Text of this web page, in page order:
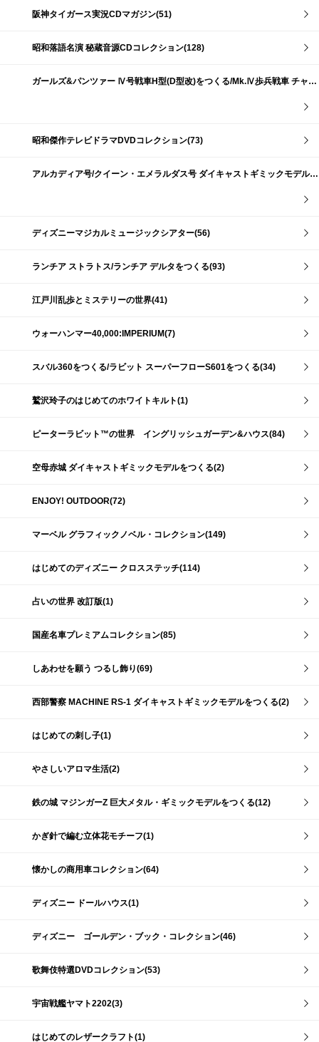
阪神タイガース実況CDマガジン(51)
昭和落語名演 秘蔵音源CDコレクション(128)
ガールズ&パンツァー Ⅳ号戦車H型(D型改)をつくる/Mk.Ⅳ歩兵戦車 チャーチルMk.Ⅶをつくる(191)
昭和傑作テレビドラマDVDコレクション(73)
アルカディア号/クイーン・エメラルダス号 ダイキャストギミックモデルをつくる(159)
ディズニーマジカルミュージックシアター(56)
ランチア ストラトス/ランチア デルタをつくる(93)
江戸川乱歩とミステリーの世界(41)
ウォーハンマー40,000:IMPERIUM(7)
スバル360をつくる/ラビット スーパーフローS601をつくる(34)
鷲沢玲子のはじめてのホワイトキルト(1)
ピーターラビット™の世界 イングリッシュガーデン&ハウス(84)
空母赤城 ダイキャストギミックモデルをつくる(2)
ENJOY! OUTDOOR(72)
マーベル グラフィックノベル・コレクション(149)
はじめてのディズニー クロスステッチ(114)
占いの世界 改訂版(1)
国産名車プレミアムコレクション(85)
しあわせを願う つるし飾り(69)
西部警察 MACHINE RS-1 ダイキャストギミックモデルをつくる(2)
はじめての刺し子(1)
やさしいアロマ生活(2)
鉄の城 マジンガーZ 巨大メタル・ギミックモデルをつくる(12)
かぎ針で編む立体花モチーフ(1)
懐かしの商用車コレクション(64)
ディズニー ドールハウス(1)
ディズニー ゴールデン・ブック・コレクション(46)
歌舞伎特選DVDコレクション(53)
宇宙戦艦ヤマト2202(3)
はじめてのレザークラフト(1)